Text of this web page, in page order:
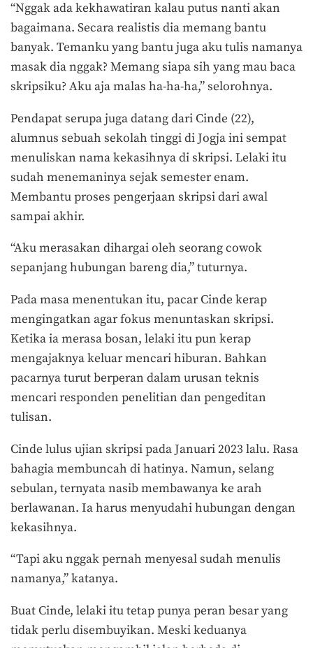
“Nggak ada kekhawatiran kalau putus nanti akan
bagaimana. Secara realistis dia memang bantu
banyak. Temanku yang bantu juga aku tulis namanya
masak dia nggak? Memang siapa sih yang mau baca
skripsiku? Aku aja malas ha-ha-ha,” selorohnya.
Pendapat serupa juga datang dari Cinde (22),
alumnus sebuah sekolah tinggi di Jogja ini sempat
menuliskan nama kekasihnya di skripsi. Lelaki itu
sudah menemaninya sejak semester enam.
Membantu proses pengerjaan skripsi dari awal
sampai akhir.
“Aku merasakan dihargai oleh seorang cowok
sepanjang hubungan bareng dia,” tuturnya.
Pada masa menentukan itu, pacar Cinde kerap
mengingatkan agar fokus menuntaskan skripsi.
Ketika ia merasa bosan, lelaki itu pun kerap
mengajaknya keluar mencari hiburan. Bahkan
pacarnya turut berperan dalam urusan teknis
mencari responden penelitian dan pengeditan
tulisan.
Cinde lulus ujian skripsi pada Januari 2023 lalu. Rasa
bahagia membuncah di hatinya. Namun, selang
sebulan, ternyata nasib membawanya ke arah
berlawanan. Ia harus menyudahi hubungan dengan
kekasihnya.
“Tapi aku nggak pernah menyesal sudah menulis
namanya,” katanya.
Buat Cinde, lelaki itu tetap punya peran besar yang
tidak perlu disembuyikan. Meski keduanya